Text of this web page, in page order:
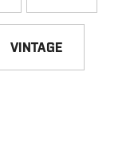
VINTAGE